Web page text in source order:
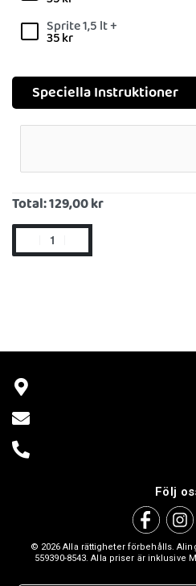
Sprite 1,5 lt +
35kr
Speciella Instruktioner
Total:129,00 kr
Följ
© 2026 Alla rättigheter förbehålls.
559390-8543. Alla priser är inklusive